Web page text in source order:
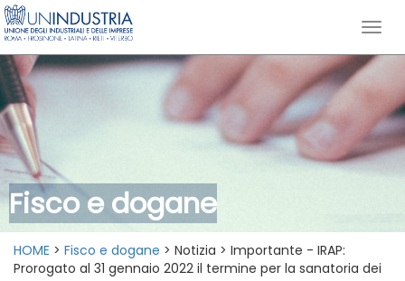
Fisco e dogane
HOME > Fisco e dogane > Notizia > Importante - IRAP:
Prorogato al 31 gennaio 2022 il termine per la sanatoria dei